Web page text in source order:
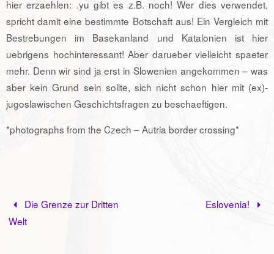
hier erzaehlen: .yu gibt es z.B. noch! Wer dies verwendet,
spricht damit eine bestimmte Botschaft aus! Ein Vergleich mit
Bestrebungen im Basekanland und Katalonien ist hier
uebrigens hochinteressant! Aber darueber vielleicht spaeter
mehr. Denn wir sind ja erst in Slowenien angekommen – was
aber kein Grund sein sollte, sich nicht schon hier mit (ex)-
jugoslawischen Geschichtsfragen zu beschaeftigen.
*photographs from the Czech – Autria border crossing*
Die Grenze zur Dritten
Welt
Eslovenia!